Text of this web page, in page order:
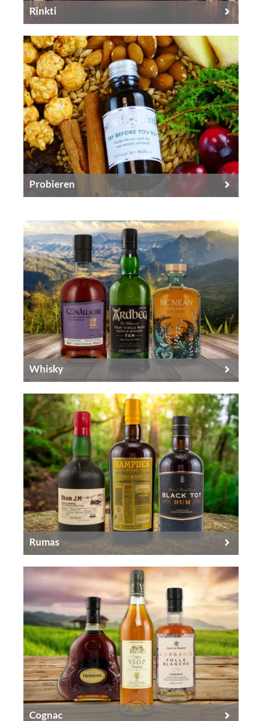
Rinkti
Probieren
Whisky
Rumas
Cognac